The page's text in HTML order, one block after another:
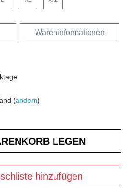
Wareninformationen
(ändern)
hinzufügen